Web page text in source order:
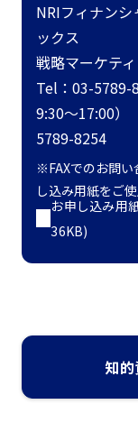
NRIフィナンシ
ックス
戦略マーケテ
Tel：03-5789-
9:30～17:00
5789-8254
※FAXでのお問い
し込み用紙をご
お申し込み用
36KB)
知